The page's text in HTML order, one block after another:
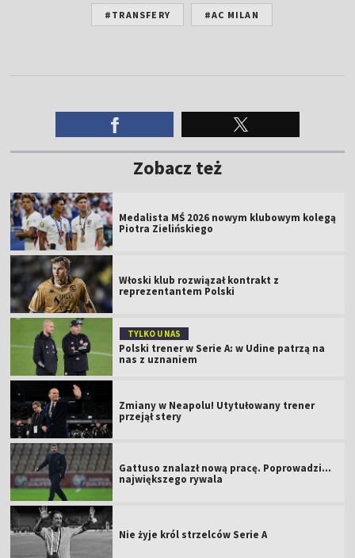
#TRANSFERY #AC MILAN
Zobacz też
Medalista MŚ 2026 nowym klubowym kolegą
Piotra Zielińskiego
Włoski klub rozwiązał kontrakt z
reprezentantem Polski
TYLKO U NAS
Polski trener w Serie A: w Udine patrzą na
nas z uznaniem
Zmiany w Neapolu! Utytułowany trener
przejął stery
Gattuso znalazł nową pracę. Poprowadzi...
największego rywala
Nie żyje król strzelców Serie A